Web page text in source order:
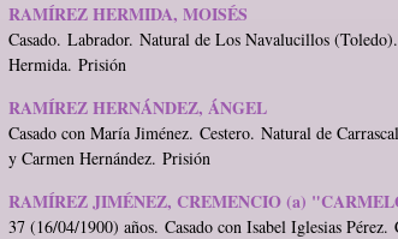
RAMÍREZ HERMIDA, MOISÉS
Casado. Labrador. Natural de Los Navalucillos
Hermida. Prisión
RAMÍREZ HERNÁNDEZ, ÁNGEL
Casado con María Jiménez. Cestero. Natural de
y Carmen Hernández. Prisión
RAMÍREZ JIMÉNEZ, CREMENCIO (a)
37 (16/04/1900) años. Casado con Isabel Iglesias